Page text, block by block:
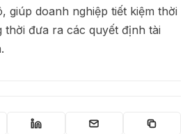
giúp doanh nghiệp tiết kiệm thời
thời đưa ra các quyết định tài